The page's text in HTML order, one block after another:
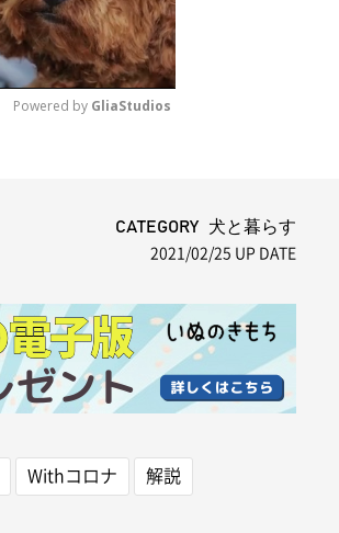
Powered by GliaStudios
CATEGORY 犬と暮らす
2021/02/25 UP DATE
Withコロナ
解説